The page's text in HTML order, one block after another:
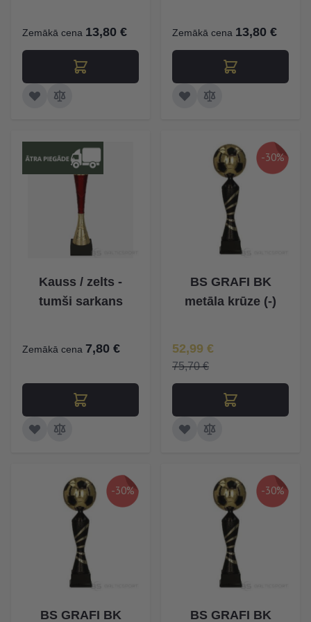
Zemākā cena 13,80 € Zemākā cena 13,80 €
Kauss / zelts -
tumši sarkans
Zemākā cena 7,80 €
-30%
BS GRAFI BK
metāla krūze (-)
Īpaša Cena
52,99 €
75,70 €
-30%
BS GRAFI BK
-30%
BS GRAFI BK